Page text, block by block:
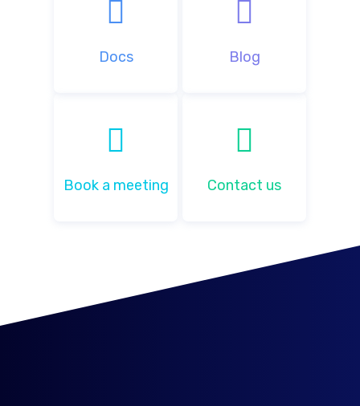
Docs Blog
Book a meeting Contact us